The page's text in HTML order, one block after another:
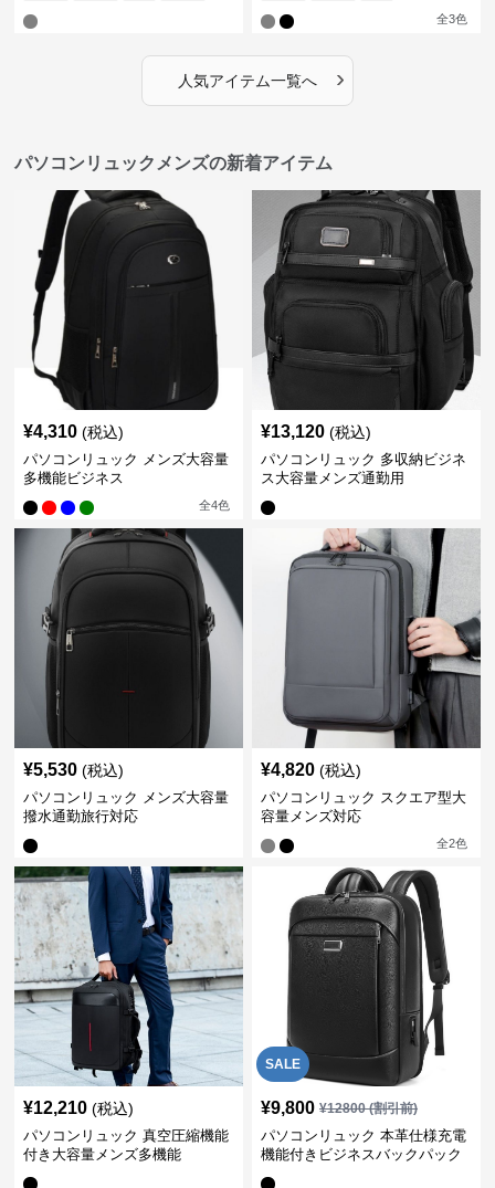
全3色
人気アイテム一覧へ ›
パソコンリュックメンズの新着アイテム
¥4,310 (税込)
パソコンリュック メンズ大容量
多機能ビジネス
全4色
¥13,120 (税込)
パソコンリュック 多収納ビジネ
ス大容量メンズ通勤用
¥5,530 (税込)
パソコンリュック メンズ大容量
撥水通勤旅行対応
¥4,820 (税込)
パソコンリュック スクエア型大
容量メンズ対応
全2色
¥12,210 (税込)
パソコンリュック 真空圧縮機能
付き大容量メンズ多機能
SALE
¥9,800 ¥12800(割引前)
パソコンリュック 本革仕様充電
機能付きビジネスバックパック